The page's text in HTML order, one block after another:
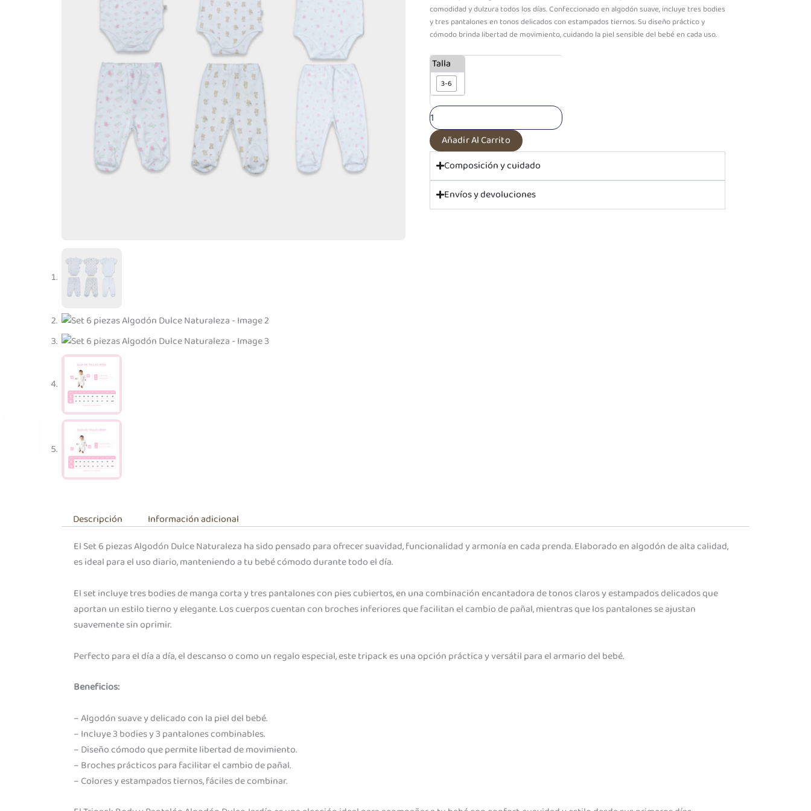
comodidad y dulzura todos los días. Confeccionado en algodón suave, incluye tres bodies
y tres pantalones en tonos delicados con estampados tiernos. Su diseño práctico y
cómodo brinda libertad de movimiento, cuidando la piel sensible del bebé en cada uso.
Talla
3-6
Set
6
piezas
Algodón
Dulce
Naturaleza
cantidad
Añadir Al Carrito
Composición y cuidado
Envíos y devoluciones
Descripción
Información adicional
El Set 6 piezas Algodón Dulce Naturaleza ha sido pensado para ofrecer suavidad, funcionalidad y armonía en cada prenda. Elaborado en algodón de alta calidad,
es ideal para el uso diario, manteniendo a tu bebé cómodo durante todo el día.
El set incluye tres bodies de manga corta y tres pantalones con pies cubiertos, en una combinación encantadora de tonos claros y estampados delicados que
aportan un estilo tierno y elegante. Los cuerpos cuentan con broches inferiores que facilitan el cambio de pañal, mientras que los pantalones se ajustan
suavemente sin oprimir.
Perfecto para el día a día, el descanso o como un regalo especial, este tripack es una opción práctica y versátil para el armario del bebé.
Beneficios:
– Algodón suave y delicado con la piel del bebé.
– Incluye 3 bodies y 3 pantalones combinables.
– Diseño cómodo que permite libertad de movimiento.
– Broches prácticos para facilitar el cambio de pañal.
– Colores y estampados tiernos, fáciles de combinar.